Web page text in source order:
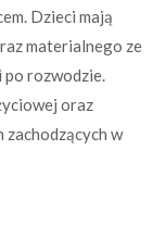
Dzieci mają
materialnego ze
po rozwodzie.
oraz
zachodzących w